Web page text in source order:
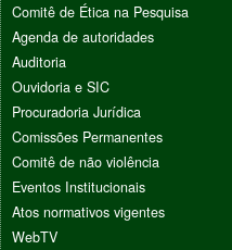
Comitê de Ética na Pesquisa
Agenda de autoridades
Auditoria
Ouvidoria e SIC
Procuradoria Jurídica
Comissões Permanentes
Comitê de não violência
Eventos Institucionais
Atos normativos vigentes
WebTV